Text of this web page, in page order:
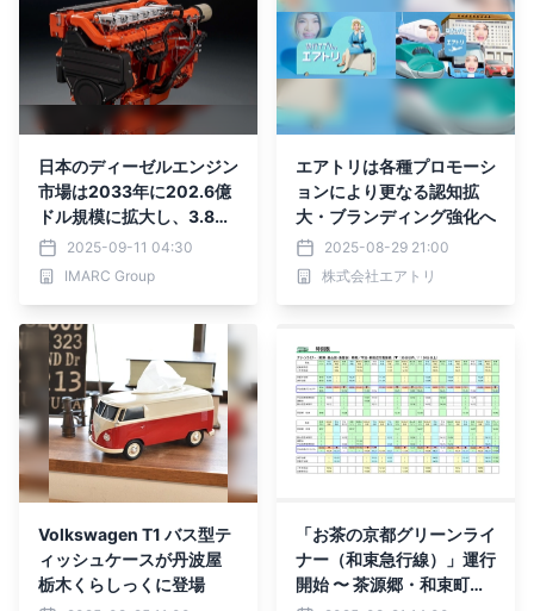
日本のディーゼルエンジン
市場は2033年に202.6億
ドル規模に拡大し、3.8%
の成長が見込まれる
2025-09-11 04:30
IMARC Group
エアトリは各種プロモーシ
ョンにより更なる認知拡
大・ブランディング強化へ
2025-08-29 21:00
株式会社エアトリ
Volkswagen T1 バス型テ
ィッシュケースが丹波屋
栃木くらしっくに登場
「お茶の京都グリーンライ
ナー（和束急行線）」運行
開始 〜 茶源郷・和束町